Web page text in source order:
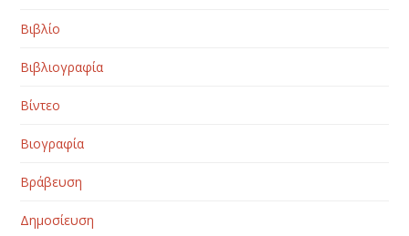
Βιβλίο
Βιβλιογραφία
Βίντεο
Βιογραφία
Βράβευση
Δημοσίευση